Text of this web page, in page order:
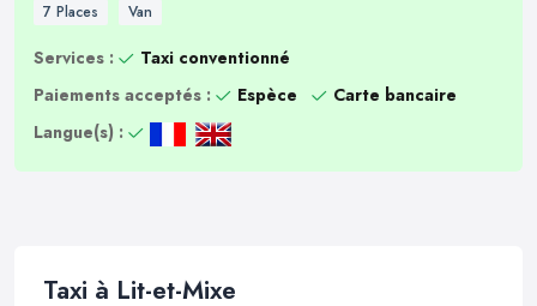
7 Places Van
Services :
Taxi conventionné
Paiements acceptés :
Espèce
Carte bancaire
Langue(s) :
Taxi à Lit-et-Mixe